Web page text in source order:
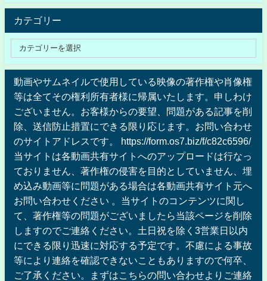
カテゴリー
動画やサムネイルで使用している映像の著作権や肖像権
等は全てその権利所有者様に帰属いたします。申しわけ
ございません。お客様からの要望、問題がある記事を削
除、送信防止措置にできる限り応じます。お問い合わせ
のサイトアドレスです。 https://form.os7.biz/f/c82c6596/
当サイトは各動画共有サイトへのアップロードは行なっ
ておりません、著作権の侵害を目的としていません、埋
め込み動画等に問題がある場合は各動画共有サイト元へ
お問い合わせください 。当サイトのコンテンツに関し
て、著作権等の問題がございましたら当該ページを削除
しますのでご連絡ください。土日祝を除く3営業日以内
にできる限り迅速に対応する予定です。不慮による事故
等により連絡を確認できないこともありますので何卒、
ご了承ください。まずはこちらの問い合わせよりご連絡